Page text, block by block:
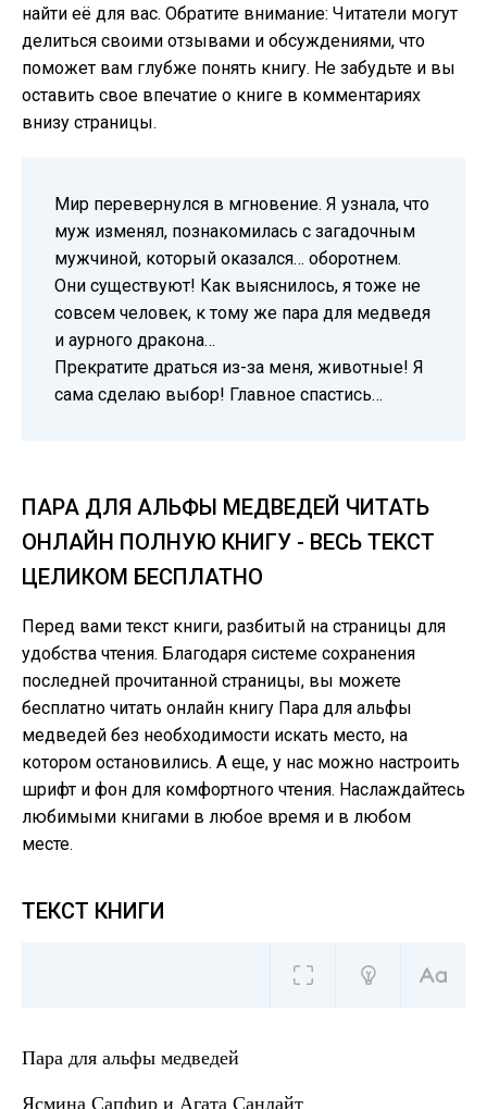
найти её для вас. Обратите внимание: Читатели могут
делиться своими отзывами и обсуждениями, что
поможет вам глубже понять книгу. Не забудьте и вы
оставить свое впечатие о книге в комментариях
внизу страницы.
Мир перевернулся в мгновение. Я узнала, что
муж изменял, познакомилась с загадочным
мужчиной, который оказался… оборотнем.
Они существуют! Как выяснилось, я тоже не
совсем человек, к тому же пара для медведя
и аурного дракона…
Прекратите драться из-за меня, животные! Я
сама сделаю выбор! Главное спастись…
ПАРА ДЛЯ АЛЬФЫ МЕДВЕДЕЙ ЧИТАТЬ
ОНЛАЙН ПОЛНУЮ КНИГУ - ВЕСЬ ТЕКСТ
ЦЕЛИКОМ БЕСПЛАТНО
Перед вами текст книги, разбитый на страницы для
удобства чтения. Благодаря системе сохранения
последней прочитанной страницы, вы можете
бесплатно читать онлайн книгу Пара для альфы
медведей без необходимости искать место, на
котором остановились. А еще, у нас можно настроить
шрифт и фон для комфортного чтения. Наслаждайтесь
любимыми книгами в любое время и в любом
месте.
ТЕКСТ КНИГИ
Пара для альфы медведей
Ясмина Сапфир и Агата Санлайт